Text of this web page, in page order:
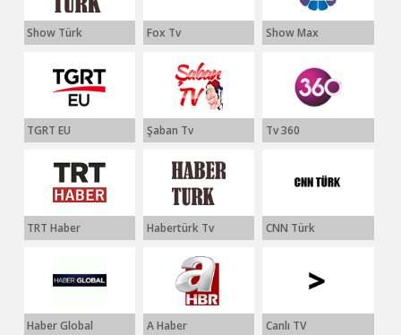
Show Türk Fox Tv Show Max
TGRT EU Şaban Tv Tv 360
TRT Haber Habertürk Tv CNN Türk
Haber Global A Haber Canlı TV